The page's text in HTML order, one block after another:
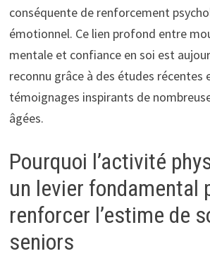
conséquente de renforcement
émotionnel. Ce lien profond entre
mentale et confiance en soi est
reconnu grâce à des études récentes
témoignages inspirants de
âgées.
Pourquoi l’activité
un levier fondamental
renforcer l’estime de
seniors